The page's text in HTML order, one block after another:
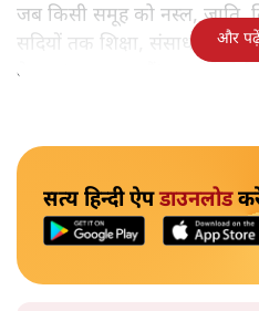
जब किसी समूह को नस्ल, जाति,
सदियों तक शिक्षा, संसाधनों और
केवल ‘सब बराबर हैं’ कह देने से
और
सत्य हिन्दी ऐपडाउनलोड